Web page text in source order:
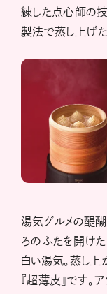
練した点心師の技
製法で蒸し上げ
湯気グルメの醍醐
ろのふたを開けた
白い湯気。蒸し
『超薄皮』です。